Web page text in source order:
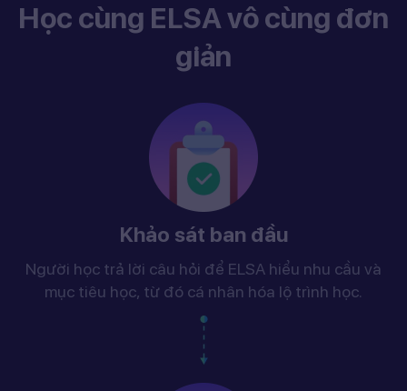
Học cùng ELSA vô cùng đơn
giản
Khảo sát ban đầu
Người học trả lời câu hỏi để ELSA hiểu nhu cầu và
mục tiêu học, từ đó cá nhân hóa lộ trình học.